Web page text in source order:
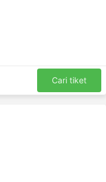
Cari tiket